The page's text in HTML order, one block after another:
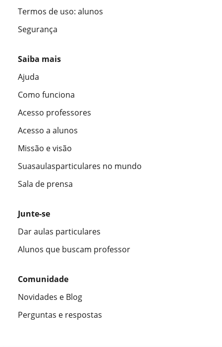
Termos de uso: alunos
Segurança
Saiba mais
Ajuda
Como funciona
Acesso professores
Acesso a alunos
Missão e visão
Suasaulasparticulares no mundo
Sala de prensa
Junte-se
Dar aulas particulares
Alunos que buscam professor
Comunidade
Novidades e Blog
Perguntas e respostas